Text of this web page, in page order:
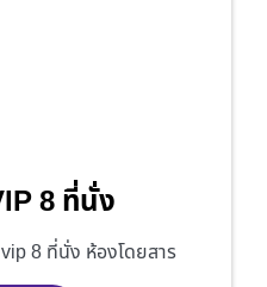
8 ที่นั่ง
8 ที่นั่ง ห้องโดยสาร